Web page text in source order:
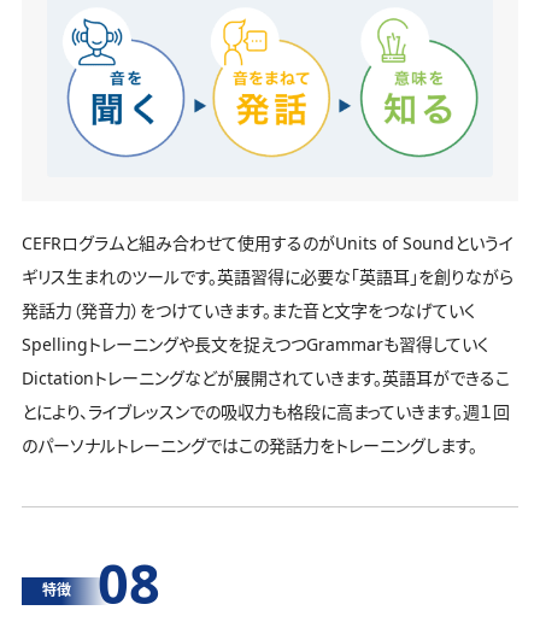
CEFRログラムと組み合わせて使用するのがUnits of Soundというイ
ギリス生まれのツールです。英語習得に必要な「英語耳」を創りながら
発話力（発音力）をつけていきます。また音と文字をつなげていく
Spellingトレーニングや長文を捉えつつGrammarも習得していく
Dictationトレーニングなどが展開されていきます。英語耳ができるこ
とにより、ライブレッスンでの吸収力も格段に高まっていきます。週１回
のパーソナルトレーニングではこの発話力をトレーニングします。
特徴 08